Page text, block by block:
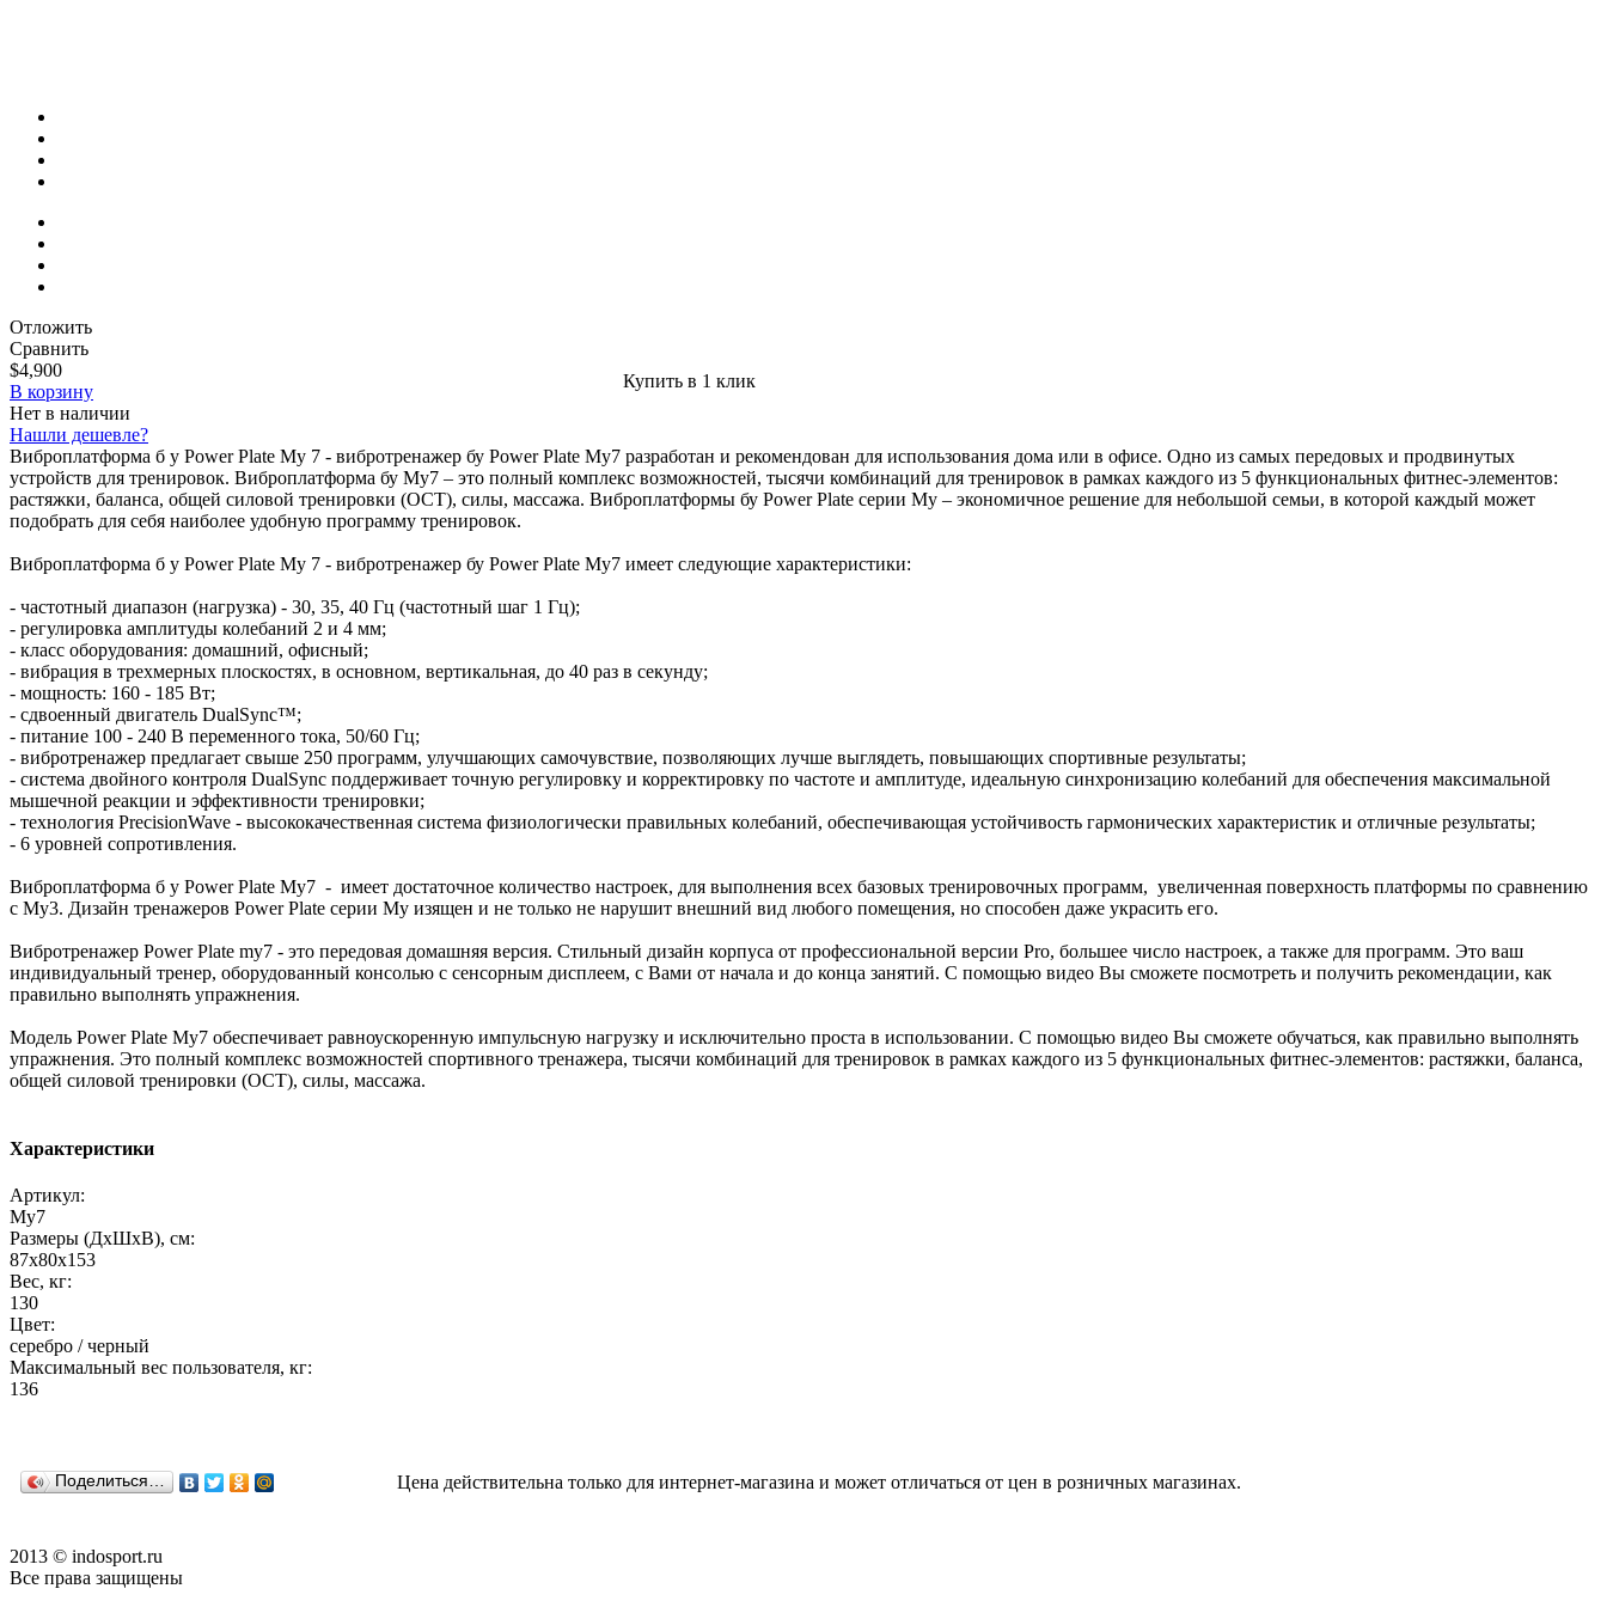
Отложить
Сравнить
$4,900
В корзину
Купить в 1 клик
Нет в наличии
Нашли дешевле?
Виброплатформа б у Power Plate My 7 - вибротренажер бу Power Plate My7 разработан и рекомендован для использования дома или в офисе. Одно из самых передовых и продвинутых
устройств для тренировок. Виброплатформа бу My7 – это полный комплекс возможностей, тысячи комбинаций для тренировок в рамках каждого из 5 функциональных фитнес-элементов:
растяжки, баланса, общей силовой тренировки (ОСТ), силы, массажа. Виброплатформы бу Power Plate серии Му – экономичное решение для небольшой семьи, в которой каждый может
подобрать для себя наиболее удобную программу тренировок.
Виброплатформа б у Power Plate My 7 - вибротренажер бу Power Plate My7 имеет следующие характеристики:
- частотный диапазон (нагрузка) - 30, 35, 40 Гц (частотный шаг 1 Гц);
- регулировка амплитуды колебаний 2 и 4 мм;
- класс оборудования: домашний, офисный;
- вибрация в трехмерных плоскостях, в основном, вертикальная, до 40 раз в секунду;
- мощность: 160 - 185 Вт;
- сдвоенный двигатель DualSync™;
- питание 100 - 240 В переменного тока, 50/60 Гц;
- вибротренажер предлагает свыше 250 программ, улучшающих самочувствие, позволяющих лучше выглядеть, повышающих спортивные результаты;
- система двойного контроля DualSync поддерживает точную регулировку и корректировку по частоте и амплитуде, идеальную синхронизацию колебаний для обеспечения максимальной
мышечной реакции и эффективности тренировки;
- технология PrecisionWave - высококачественная система физиологически правильных колебаний, обеспечивающая устойчивость гармонических характеристик и отличные результаты;
- 6 уровней сопротивления.
Виброплатформа б у Power Plate My7 - имеет достаточное количество настроек, для выполнения всех базовых тренировочных программ, увеличенная поверхность платформы по сравнению
с My3. Дизайн тренажеров Power Plate серии Му изящен и не только не нарушит внешний вид любого помещения, но способен даже украсить его.
Вибротренажер Power Plate my7 - это передовая домашняя версия. Стильный дизайн корпуса от профессиональной версии Pro, большее число настроек, а также для программ. Это ваш
индивидуальный тренер, оборудованный консолью с сенсорным дисплеем, с Вами от начала и до конца занятий. С помощью видео Вы сможете посмотреть и получить рекомендации, как
правильно выполнять упражнения.
Модель Power Plate My7 обеспечивает равноускоренную импульсную нагрузку и исключительно проста в использовании. С помощью видео Вы сможете обучаться, как правильно выполнять
упражнения. Это полный комплекс возможностей спортивного тренажера, тысячи комбинаций для тренировок в рамках каждого из 5 функциональных фитнес-элементов: растяжки, баланса,
общей силовой тренировки (ОСТ), силы, массажа.
Характеристики
Артикул:
My7
Размеры (ДхШхВ), см:
87х80х153
Вес, кг:
130
Цвет:
серебро / черный
Максимальный вес пользователя, кг:
136
Поделиться… Цена действительна только для интернет-магазина и может отличаться от цен в розничных магазинах.
2013 © indosport.ru
Все права защищены